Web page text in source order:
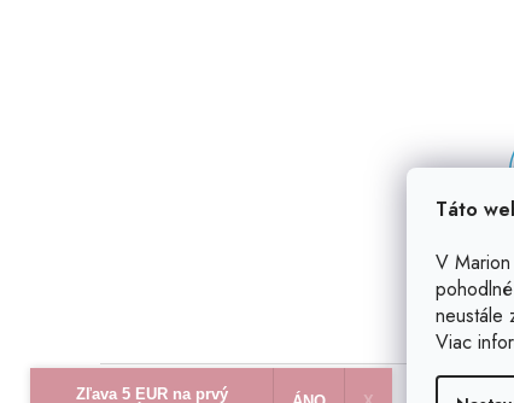
Táto
V
neustále
Viac
Zľava 5 EUR na prvý